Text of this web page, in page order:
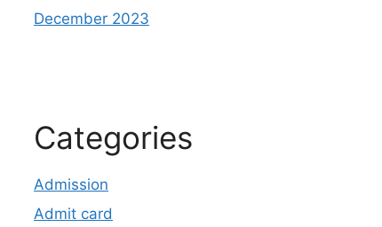
December 2023
Categories
Admission
Admit card